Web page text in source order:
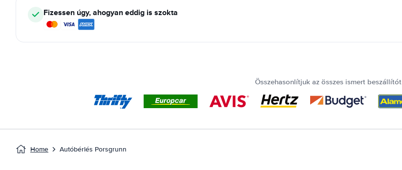
Fizessen úgy, ahogyan eddig is szokta
Összehasonlítjuk az összes ismert beszállítót
Home Autóbérlés Porsgrunn